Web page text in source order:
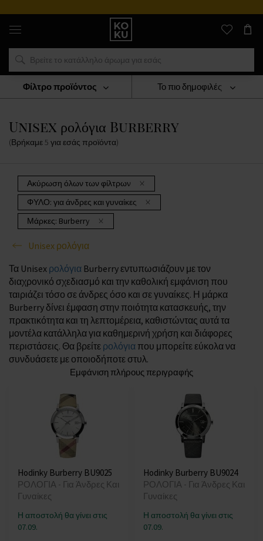
Αυθεντικά
αρώματα
και
ρολόγια
σε
μέρος
ΡΟΛΟΓΙΑ
Unisex Ρολόγια Unisex Ρολόγια Burberry
Unisex ρολόγια Burberry
(Βρήκαμε 5 για εσάς προϊόντα)
Το πιο δημοφιλές
Ακύρωση όλων των φίλτρων
ΦΥΛΟ: για άνδρες και γυναίκες
Μάρκες: Burberry
Unisex ρολόγια
Φίλτρο προϊόντος
Τα Unisex ρολόγια Burberry εντυπωσιάζουν με τον
διαχρονικό σχεδιασμό και την καθολική εμφάνιση που
ταιριάζει τόσο σε άνδρες όσο και σε γυναίκες. Η μάρκα
Burberry δίνει έμφαση στην ποιότητα κατασκευής, την
πρακτικότητα και τη λεπτομέρεια, καθιστώντας αυτά τα
μοντέλα κατάλληλα για καθημερινή χρήση και διάφορες
περιστάσεις. Θα βρείτε ρολόγια που μπορείτε εύκολα να
συνδυάσετε με οποιοδήποτε στυλ.
Εμφάνιση πλήρους περιγραφής
Hodinky Burberry BU9025
ΡΟΛΟΓΙΑ - Για Άνδρες Και
Γυναίκες
Η αποστολή θα γίνει στις
07.09.
Hodinky Burberry BU9024
ΡΟΛΟΓΙΑ - Για Άνδρες Και
Γυναίκες
Η αποστολή θα γίνει στις
07.09.